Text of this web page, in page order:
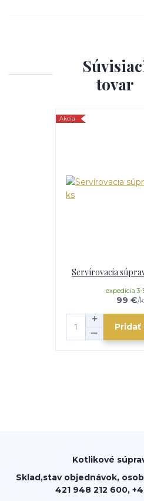
tovar
Akcia
Servírovacia
99 €/
expedícia 3-
Pridať
Kotlikové
Sklad,stav objednávok,
421 948 212 600,